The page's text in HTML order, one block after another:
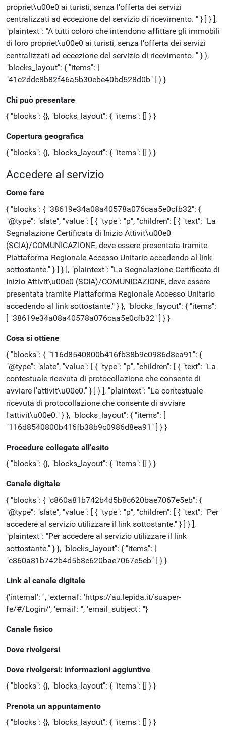
propriet\u00e0 ai turisti, senza l'offerta dei servizi
centralizzati ad eccezione del servizio di ricevimento. " } ] } ],
"plaintext": "A tutti coloro che intendono affittare gli immobili
di loro propriet\u00e0 ai turisti, senza l'offerta dei servizi
centralizzati ad eccezione del servizio di ricevimento. " } },
"blocks_layout": { "items": [
"41c2ddc8b82f46a5b30ebe40bd528d0b" ] } }
Chi può presentare
{ "blocks": {}, "blocks_layout": { "items": [] } }
Copertura geografica
{ "blocks": {}, "blocks_layout": { "items": [] } }
Accedere al servizio
Come fare
{ "blocks": { "38619e34a08a40578a076caa5e0cfb32": {
"@type": "slate", "value": [ { "type": "p", "children": [ { "text": "La
Segnalazione Certificata di Inizio Attivit\u00e0
(SCIA)/COMUNICAZIONE, deve essere presentata tramite
Piattaforma Regionale Accesso Unitario accedendo al link
sottostante." } ] } ], "plaintext": "La Segnalazione Certificata di
Inizio Attivit\u00e0 (SCIA)/COMUNICAZIONE, deve essere
presentata tramite Piattaforma Regionale Accesso Unitario
accedendo al link sottostante." } }, "blocks_layout": { "items":
[ "38619e34a08a40578a076caa5e0cfb32" ] } }
Cosa si ottiene
{ "blocks": { "116d8540800b416fb38b9c0986d8ea91": {
"@type": "slate", "value": [ { "type": "p", "children": [ { "text": "La
contestuale ricevuta di protocollazione che consente di
avviare l'attivit\u00e0." } ] } ], "plaintext": "La contestuale
ricevuta di protocollazione che consente di avviare
l'attivit\u00e0." } }, "blocks_layout": { "items": [
"116d8540800b416fb38b9c0986d8ea91" ] } }
Procedure collegate all'esito
{ "blocks": {}, "blocks_layout": { "items": [] } }
Canale digitale
{ "blocks": { "c860a81b742b4d5b8c620bae7067e5eb": {
"@type": "slate", "value": [ { "type": "p", "children": [ { "text": "Per
accedere al servizio utilizzare il link sottostante." } ] } ],
"plaintext": "Per accedere al servizio utilizzare il link
sottostante." } }, "blocks_layout": { "items": [
"c860a81b742b4d5b8c620bae7067e5eb" ] } }
Link al canale digitale
{'internal': '', 'external': 'https://au.lepida.it/suaper-
fe/#/Login/', 'email': '', 'email_subject': ''}
Canale fisico
Dove rivolgersi
Dove rivolgersi: informazioni aggiuntive
{ "blocks": {}, "blocks_layout": { "items": [] } }
Prenota un appuntamento
{ "blocks": {}, "blocks_layout": { "items": [] } }